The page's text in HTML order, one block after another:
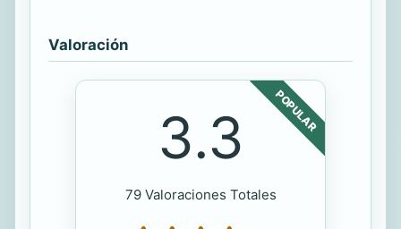
Valoración
POPULAR
3.3
79 Valoraciones Totales